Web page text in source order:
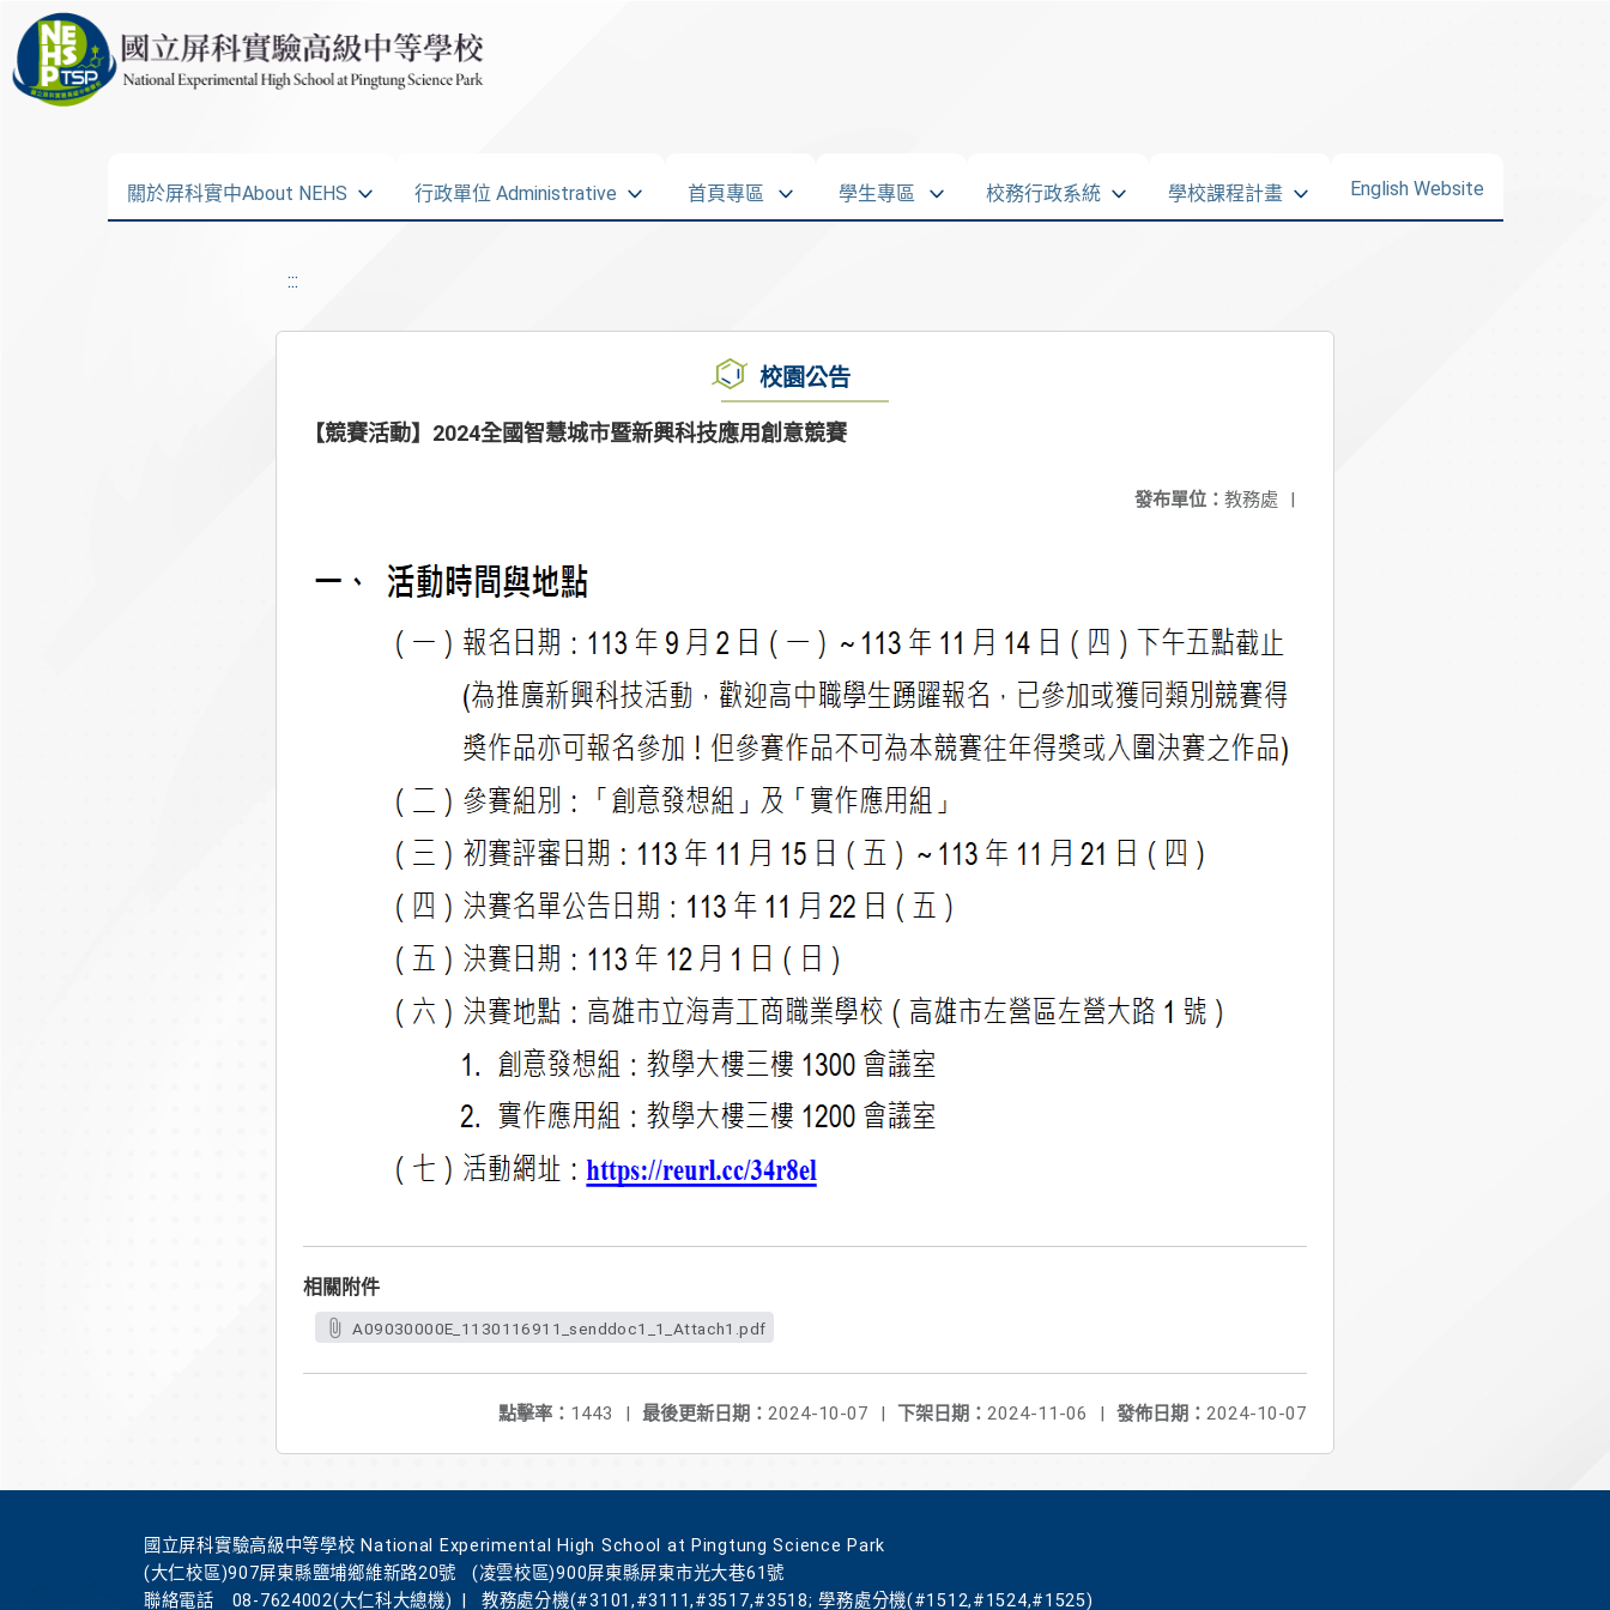
關於屏科實中About NEHS 行政單位 Administrative 首頁專區 學生專區 校務行政系統 學校課程計畫 English Website
:::
校園公告
【競賽活動】2024全國智慧城市暨新興科技應用創意競賽
發布單位： 教務處 |
相關附件
A09030000E_1130116911_senddoc1_1_Attach1.pdf
發佈日期： 2024-10-07
下架日期： 2024-11-06 |
最後更新日期： 2024-10-07 |
點擊率： 1443 |
國立屏科實驗高級中等學校 National Experimental High School at Pingtung Science Park
(大仁校區)907屏東縣鹽埔鄉維新路20號
(凌雲校區)900屏東縣屏東市光大巷61號
聯絡電話
08-7624002(大仁科大總機) 教務處分機(#3101,#3111,#3517,#3518; 學務處分機(#1512,#1524,#1525)